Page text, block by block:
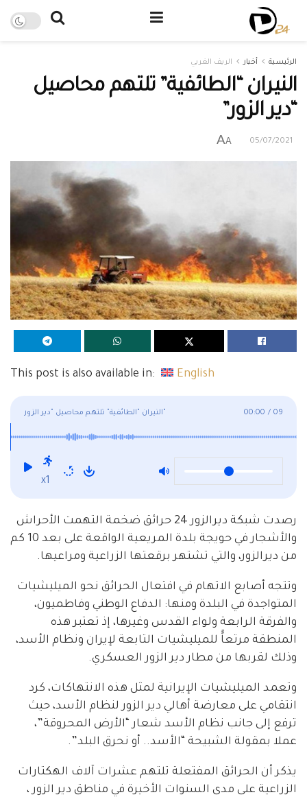
الرئيسية أخبار الريف الغربي
النيران “الطائفية” تلتهم محاصيل
“دير الزور”
05/07/2021
A
A
This post is also available in: English
النيران "الطائفية" تلتهم محاصيل "دير الزور" 00:00 / 09
x1
رصدت شبكة ديرالزور 24 حرائق ضخمة التهمت الأحراش
والأشجار في حويجة بلدة المريعية الواقعة على بعد 10 كم
من ديرالزور، والتي تشتهر برقعتها الزراعية ومراعيها.
وتتجه أصابع الاتهام في افتعال الحرائق نحو الميليشيات
المتواجدة في البلدة ومنها: الدفاع الوطني وفاطميون،
والفرقة الرابعة ولواء القدس وغيرها، إذ تعتبر هذه
المنطقة مرتعاًً للميليشيات التابعة لإيران ونظام الأسد،
وذلك لقربها من مطار دير الزور العسكري.
وتعمد الميليشيات الإيرانية لمثل هذه الانتهاكات، كرد
انتقامي على معارضة أهالي دير الزور لنظام الأسد، حيث
ترفع إلى جانب نظام الأسد شعار “الأرض المحروقة”،
عملا بمقولة الشبيحة “الأسد.. أو نحرق البلد”.
يذكر أن الحرائق المفتعلة تلتهم عشرات آلاف الهكتارات
الزراعية على مدى السنوات الأخيرة في مناطق دير الزور ،